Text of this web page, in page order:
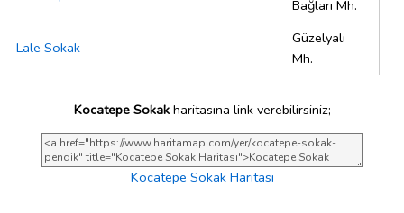
Bağları Mh.
Lale Sokak
Güzelyalı
Mh.
Kocatepe Sokakharitasına link verebilirsiniz;
Kocatepe Sokak Haritası